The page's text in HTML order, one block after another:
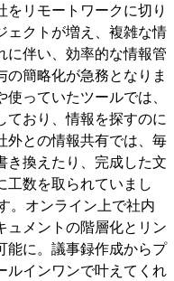
リモートワークに切り
ェクトが増え、複雑な情
に伴い、効率的な情報管
簡略化が急務となりま
っていたツールでは、
ており、情報を探すのに
外との情報共有では、毎
き換えたり、完成した文
工数を取られていまし
。オンライン上で社内
ュメントの階層化とリン
能に。議事録作成からプ
ルインワンで叶えてくれ